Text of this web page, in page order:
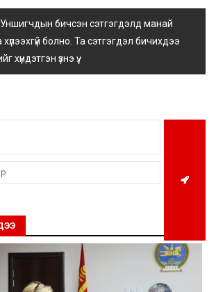
бичсэн сэтгэгдэлд манай
болно. Та сэтгэгдэл бичихдээ
үзнэ үү.